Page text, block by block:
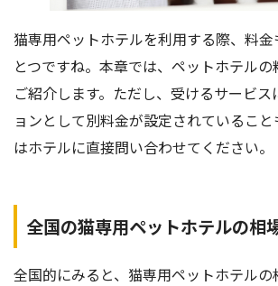
猫専用ペットホテルを利用する際、料
とつですね。本章では、ペットホテル
ご紹介します。ただし、受けるサービス
ョンとして別料金が設定されているこ
はホテルに直接問い合わせてください。
全国の猫専用ペットホテルの相
全国的にみると、猫専用ペットホテルの